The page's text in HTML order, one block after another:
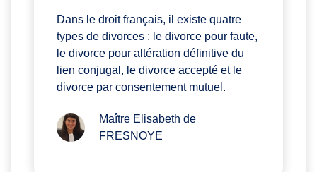
Dans le droit français, il existe quatre
types de divorces : le divorce pour faute,
le divorce pour altération définitive du
lien conjugal, le divorce accepté et le
divorce par consentement mutuel.
Maître Elisabeth de
FRESNOYE